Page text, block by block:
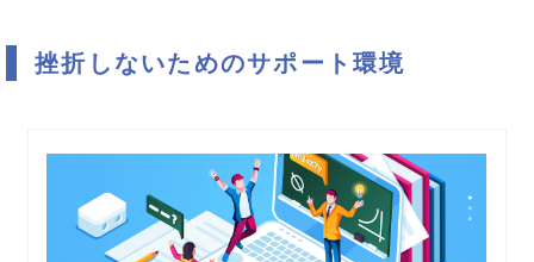
挫折しないためのサポート環境